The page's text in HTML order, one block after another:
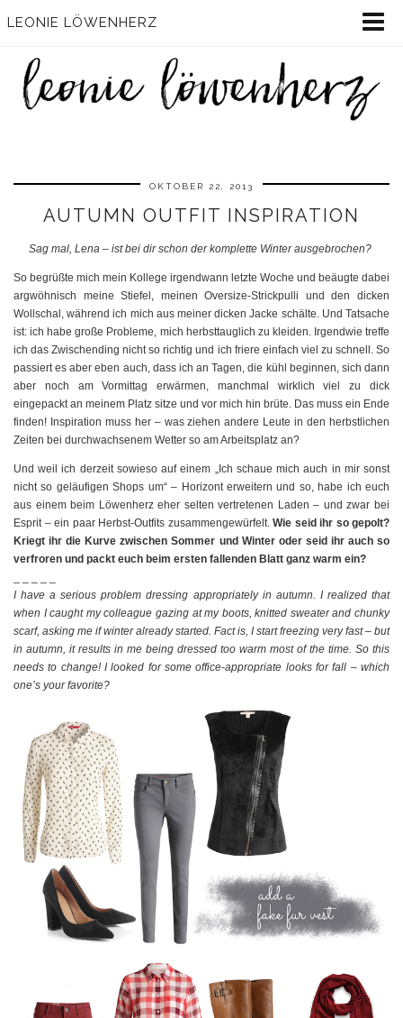
LEONIE LÖWENHERZ
OKTOBER 22, 2013
AUTUMN OUTFIT INSPIRATION
Sag mal, Lena – ist bei dir schon der komplette Winter ausgebrochen?
So begrüßte mich mein Kollege irgendwann letzte Woche und beäugte dabei
argwöhnisch meine Stiefel, meinen Oversize-Strickpulli und den dicken
Wollschal, während ich mich aus meiner dicken Jacke schälte. Und Tatsache
ist: ich habe große Probleme, mich herbsttauglich zu kleiden. Irgendwie treffe
ich das Zwischending nicht so richtig und ich friere einfach viel zu schnell. So
passiert es aber eben auch, dass ich an Tagen, die kühl beginnen, sich dann
aber noch am Vormittag erwärmen, manchmal wirklich viel zu dick
eingepackt an meinem Platz sitze und vor mich hin brüte. Das muss ein Ende
finden! Inspiration muss her – was ziehen andere Leute in den herbstlichen
Zeiten bei durchwachsenem Wetter so am Arbeitsplatz an?
Und weil ich derzeit sowieso auf einem „Ich schaue mich auch in mir sonst
nicht so geläufigen Shops um“ – Horizont erweitern und so, habe ich euch
aus einem beim Löwenherz eher selten vertretenen Laden – und zwar bei
Esprit – ein paar Herbst-Outfits zusammengewürfelt. Wie seid ihr so gepolt?
Kriegt ihr die Kurve zwischen Sommer und Winter oder seid ihr auch so
verfroren und packt euch beim ersten fallenden Blatt ganz warm ein?
I have a serious problem dressing appropriately in autumn. I realized that
when I caught my colleague gazing at my boots, knitted sweater and chunky
scarf, asking me if winter already started. Fact is, I start freezing very fast – but
in autumn, it results in me being dressed too warm most of the time. So this
needs to change! I looked for some office-appropriate looks for fall – which
one’s your favorite?